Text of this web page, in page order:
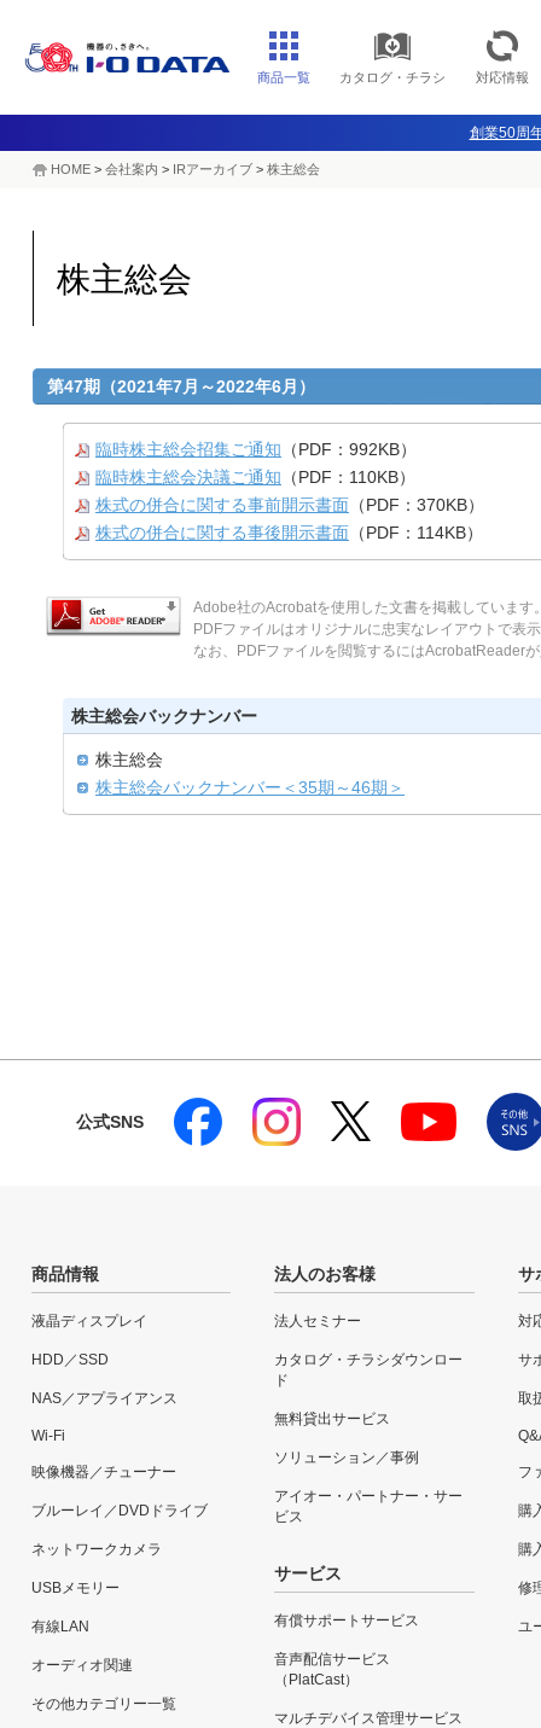
商品一覧 カタログ・チラシ 対応情報
創業50周
HOME > 会社案内 > IRアーカイブ > 株主総会
株主総会
第47期（2021年7月～2022年6月）
臨時株主総会招集ご通知 （PDF：992KB）
臨時株主総会決議ご通知 （PDF：110KB）
株式の併合に関する事前開示書面 （PDF：370KB）
株式の併合に関する事後開示書面 （PDF：114KB）
Adobe社のAcrobatを使用した文書を掲載しています
PDFファイルはオリジナルに忠実なレイアウトで表
なお、PDFファイルを閲覧するにはAcrobatReader
株主総会バックナンバー
株主総会
株主総会バックナンバー＜35期～46期＞
公式SNS
商品情報
液晶ディスプレイ
HDD／SSD
NAS／アプライアンス
Wi-Fi
映像機器／チューナー
ブルーレイ／DVDドライブ
ネットワークカメラ
USBメモリー
有線LAN
オーディオ関連
その他カテゴリー一覧
法人のお客様
法人セミナー
カタログ・チラシダウンロー
ド
無料貸出サービス
ソリューション／事例
アイオー・パートナー・サー
ビス
サービス
有償サポートサービス
音声配信サービス
（PlatCast）
マルチデバイス管理サービス
サ
対
サ
取
フ
購
購
修
ユ